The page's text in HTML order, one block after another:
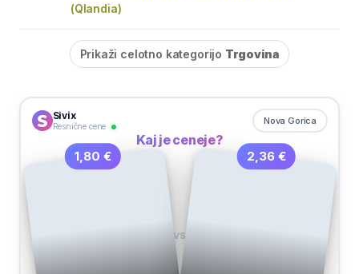
(Qlandia)
Prikaži celotno kategorijo Trgovina
Sivix
Resnične cene
Nova Gorica
Kaj je ceneje?
1,80 €
VS
2,36 €